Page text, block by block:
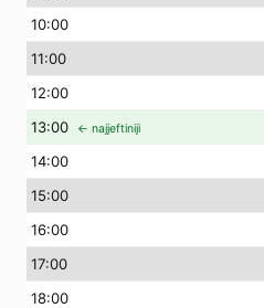
10:00
11:00
12:00
13:00 ← najjeftiniji
14:00
15:00
16:00
17:00
18:00